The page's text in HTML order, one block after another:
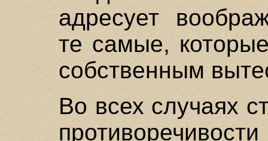
адресует
те самые,
собственным
Во всех случаях